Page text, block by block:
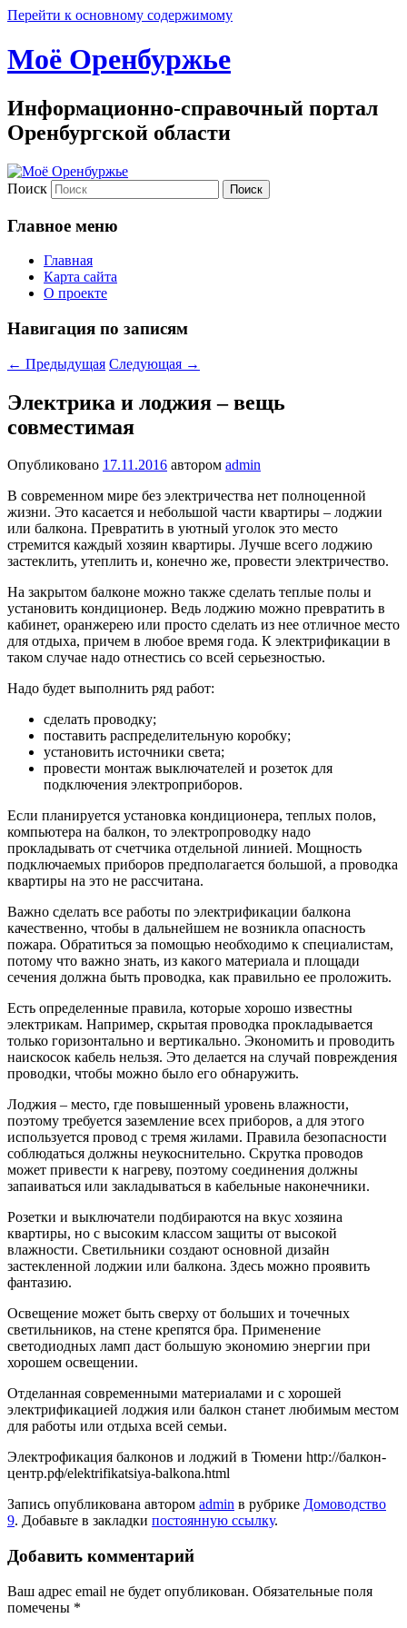
Перейти к основному содержимому
Моё Оренбуржье
Информационно-справочный портал
Оренбургской области
Поиск
Главное меню
Главная
Карта сайта
О проекте
Навигация по записям
← Предыдущая Следующая →
Электрика и лоджия – вещь
совместимая
Опубликовано 17.11.2016 автором admin
В современном мире без электричества нет полноценной
жизни. Это касается и небольшой части квартиры – лоджии
или балкона. Превратить в уютный уголок это место
стремится каждый хозяин квартиры. Лучше всего лоджию
застеклить, утеплить и, конечно же, провести электричество.
На закрытом балконе можно также сделать теплые полы и
установить кондиционер. Ведь лоджию можно превратить в
кабинет, оранжерею или просто сделать из нее отличное место
для отдыха, причем в любое время года. К электрификации в
таком случае надо отнестись со всей серьезностью.
Надо будет выполнить ряд работ:
сделать проводку;
поставить распределительную коробку;
установить источники света;
провести монтаж выключателей и розеток для
подключения электроприборов.
Если планируется установка кондиционера, теплых полов,
компьютера на балкон, то электропроводку надо
прокладывать от счетчика отдельной линией. Мощность
подключаемых приборов предполагается большой, а проводка
квартиры на это не рассчитана.
Важно сделать все работы по электрификации балкона
качественно, чтобы в дальнейшем не возникла опасность
пожара. Обратиться за помощью необходимо к специалистам,
потому что важно знать, из какого материала и площади
сечения должна быть проводка, как правильно ее проложить.
Есть определенные правила, которые хорошо известны
электрикам. Например, скрытая проводка прокладывается
только горизонтально и вертикально. Экономить и проводить
наискосок кабель нельзя. Это делается на случай повреждения
проводки, чтобы можно было его обнаружить.
Лоджия – место, где повышенный уровень влажности,
поэтому требуется заземление всех приборов, а для этого
используется провод с тремя жилами. Правила безопасности
соблюдаться должны неукоснительно. Скрутка проводов
может привести к нагреву, поэтому соединения должны
запаиваться или закладываться в кабельные наконечники.
Розетки и выключатели подбираются на вкус хозяина
квартиры, но с высоким классом защиты от высокой
влажности. Светильники создают основной дизайн
застекленной лоджии или балкона. Здесь можно проявить
фантазию.
Освещение может быть сверху от больших и точечных
светильников, на стене крепятся бра. Применение
светодиодных ламп даст большую экономию энергии при
хорошем освещении.
Отделанная современными материалами и с хорошей
электрификацией лоджия или балкон станет любимым местом
для работы или отдыха всей семьи.
Электрофикация балконов и лоджий в Тюмени http://балкон-
центр.рф/elektrifikatsiya-balkona.html
Запись опубликована автором admin в рубрике Домоводство
9. Добавьте в закладки постоянную ссылку.
Добавить комментарий
Ваш адрес email не будет опубликован. Обязательные поля
помечены *